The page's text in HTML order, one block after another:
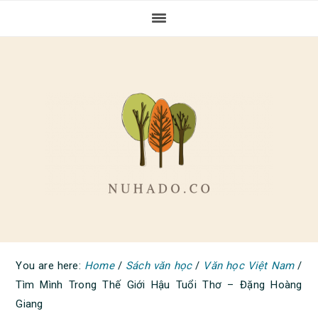
You are here: Home / Sách văn học / Văn học Việt Nam /
Tìm Mình Trong Thế Giới Hậu Tuổi Thơ – Đặng Hoàng
Giang